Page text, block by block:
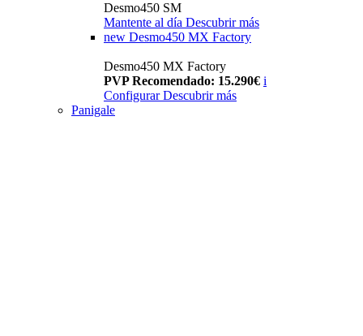
Desmo450 SM
Mantente al día Descubrir más
new Desmo450 MX Factory
Desmo450 MX Factory
PVP Recomendado: 15.290€ i
Configurar Descubrir más
Panigale